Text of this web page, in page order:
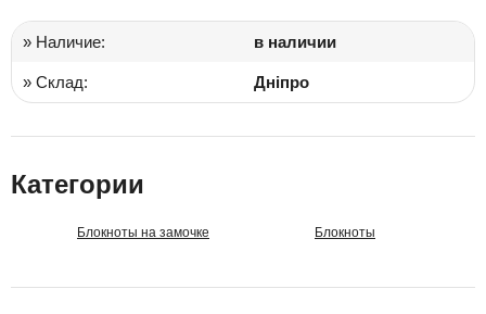
» Наличие: в наличии
» Склад: Дніпро
Категории
Блокноты на замочке Блокноты